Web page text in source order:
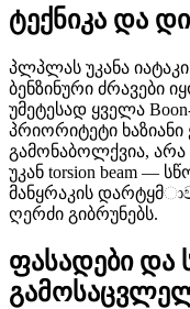
ტექნიკა და
პლპლას უკანა
ბენზინური ძრავები
უმეტესად ყველა
პრიორიტეტი
გამონაბოლქვია, არა
უკან torsion beam —
მანყრაკის
ღერძი გიბრუნებს.
ფასადები და